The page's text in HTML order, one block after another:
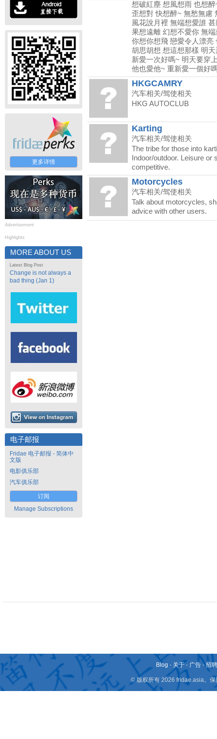
更多详情
Advertisement
Highlights
MORE ABOUT US
Latest Blog Post
Change is not always a
bad thing (Jan 1)
电子邮报
Fridae 电子邮报 - 简体中
文版
电影俱乐部
汽车俱乐部
订阅
Manage Subscriptions
想破紅塵 想風想雨 也想
歪想對 快想醉~ 無愁無慮
風花說月裡 無端想愛誰
果想遠離 幻想不愛你 無
你想你想飛 戀愛令人漂亮
胡思胡想 想這想那樣 明
新愛一次好嗎~ 明天要穿
他也愛他~ 重新愛一個好
HKGCAMRY
汽车相关/驾使相关
HKG AUTOCLUB
Karting
汽车相关/驾使相关
The tribe for those into
Indoor/outdoor. Leisure or
competitive.
Motorcycles
汽车相关/驾使相关
Talk about motorcycles,
advice with other users.
Blog - 关于 - 广告 -招
© 版权所有 2026 fridae.asia。